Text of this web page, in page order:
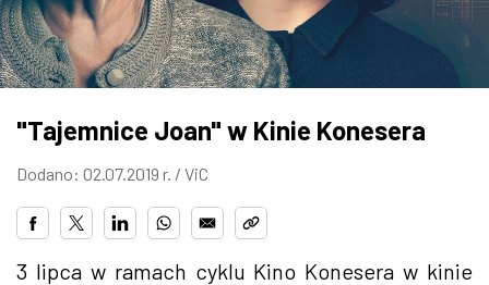
ZDJĘCIA
W RZESZOWIE
"Tajemnice Joan" w Kinie Konesera
Dodano: 02.07.2019 r. / ViC
3 lipca w ramach cyklu Kino Konesera w kinie